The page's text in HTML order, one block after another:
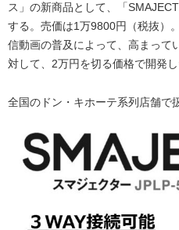
ス」の新商品として、「
する。売価は1万9800円（税抜）
信動画の普及によって、高まって
対して、2万円を切る価格で開発し
全国のドン・キホーテ系列店舗で